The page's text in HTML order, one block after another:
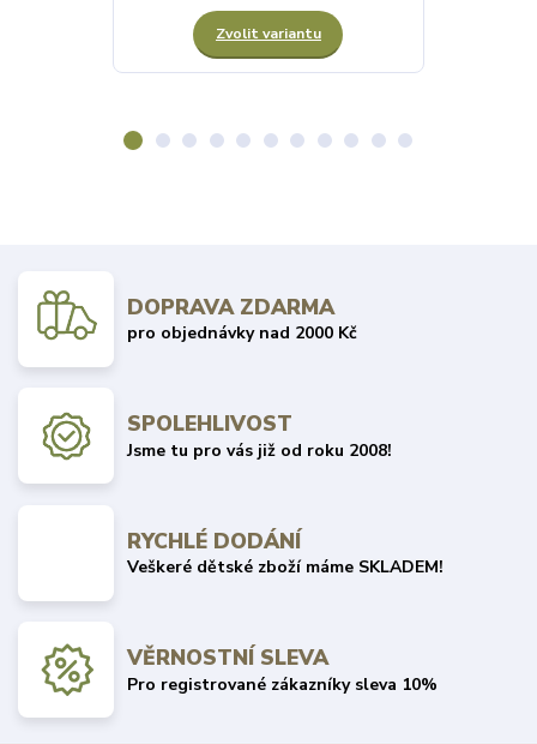
Zvolit variantu
DOPRAVA ZDARMA
pro objednávky nad 2000 Kč
SPOLEHLIVOST
Jsme tu pro vás již od roku 2008!
RYCHLÉ DODÁNÍ
Veškeré dětské zboží máme SKLADEM!
VĚRNOSTNÍ SLEVA
Pro registrované zákazníky sleva 10%